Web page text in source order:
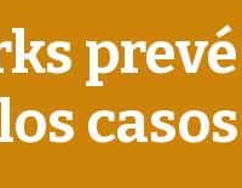
prevé
casos